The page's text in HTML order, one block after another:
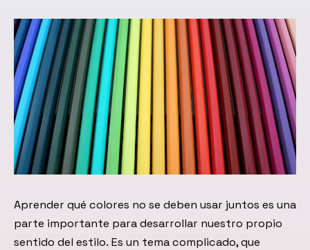
Aprender qué colores no se deben usar juntos es una
parte importante para desarrollar nuestro propio
sentido del estilo. Es un tema complicado, que